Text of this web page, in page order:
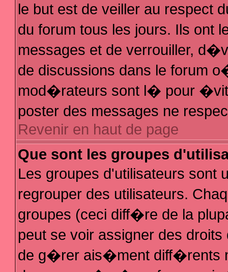
le but est de veiller au respect
du forum tous les jours. Ils ont
messages et de verrouiller,
de discussions dans le forum
mod�rateurs sont l� pour
poster des messages ne
Revenir en haut de page
Que sont les groupes
Les groupes d'utilisateurs sont
regrouper des utilisateurs.
groupes (ceci diff�re de la
peut se voir assigner des
de g�rer ais�ment diff�rents